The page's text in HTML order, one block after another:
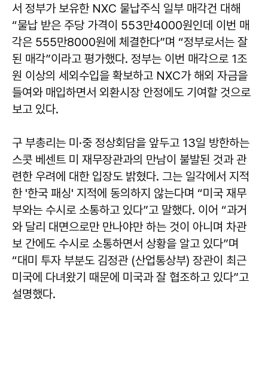
서 정부가 보유한 NXC 물납주식 일부 매각건 대해
“물납 받은 주당 가격이 553만4000원인데 이번 매
각은 555만8000원에 체결한다”며 “정부로서는 잘
된 매각”이라고 평가했다. 정부는 이번 매각으로 1조
원 이상의 세외수입을 확보하고 NXC가 해외 자금을
들여와 매입하면서 외환시장 안정에도 기여할 것으로
보고 있다.
구 부총리는 미·중 정상회담을 앞두고 13일 방한하는
스콧 베센트 미 재무장관과의 만남이 불발된 것과 관
련한 우려에 대한 입장도 밝혔다. 그는 일각에서 지적
한 '한국 패싱' 지적에 동의하지 않는다며 “미국 재무
부와는 수시로 소통하고 있다”고 말했다. 이어 “과거
와 달리 대면으로만 만나야만 하는 것이 아니며 차관
보 간에도 수시로 소통하면서 상황을 알고 있다”며
“대미 투자 부분도 김정관 (산업통상부) 장관이 최근
미국에 다녀왔기 때문에 미국과 잘 협조하고 있다”고
설명했다.